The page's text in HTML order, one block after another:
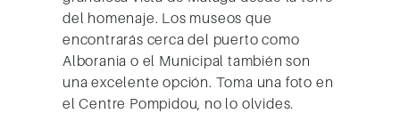
del homenaje. Los museos que
encontrarás cerca del puerto como
Alborania o el Municipal también son
una excelente opción. Toma una foto en
el Centre Pompidou, no lo olvides.